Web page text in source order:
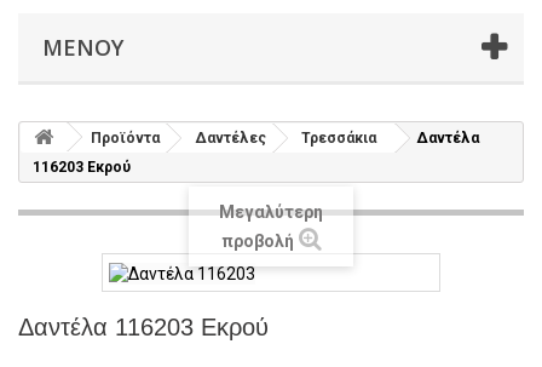
ΜΕΝΟΎ
Προϊόντα Δαντέλες Τρεσσάκια
Δαντέλα
116203 Εκρού
Μεγαλύτερη
προβολή
Δαντέλα 116203 Εκρού